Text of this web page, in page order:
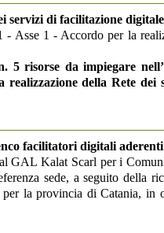
servizi di facilitazione
Asse 1 - Accordo per la
5 risorse da impiegare
della Rete dei
facilitatori digitali
GAL Kalat Scarl per i
sede, a seguito della
la provincia di Catania, in